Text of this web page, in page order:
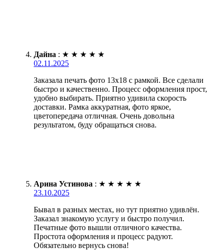
Дайна : ★ ★ ★ ★ ★
02.11.2025
Заказала печать фото 13х18 с рамкой. Все сделали
быстро и качественно. Процесс оформления прост,
удобно выбирать. Приятно удивила скорость
доставки. Рамка аккуратная, фото яркое,
цветопередача отличная. Очень довольна
результатом, буду обращаться снова.
Арина Устинова : ★ ★ ★ ★ ★
23.10.2025
Бывал в разных местах, но тут приятно удивлён.
Заказал знакомую услугу и быстро получил.
Печатные фото вышли отличного качества.
Простота оформления и процесс радуют.
Обязательно вернусь снова!